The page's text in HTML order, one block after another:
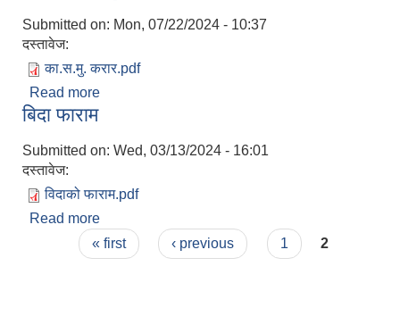
Submitted on: Mon, 07/22/2024 - 10:37
दस्तावेज:
का.स.मु. करार.pdf
Read more
बिदा फाराम
Submitted on: Wed, 03/13/2024 - 16:01
दस्तावेज:
विदाको फाराम.pdf
Read more
Pages« first ‹ previous 1 2